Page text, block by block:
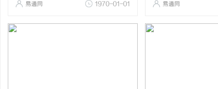
易通网 1970-01-01 易通网